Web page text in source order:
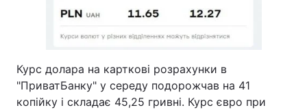
Курс долара на карткові розрахунки в
"ПриватБанку" у середу подорожчав на 41
копійку і складає 45,25 гривні. Курс євро при